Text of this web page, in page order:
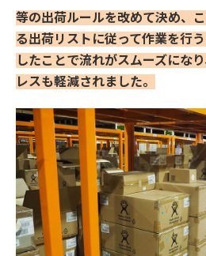
等の出荷ルールを改めて決め、
る出荷リストに従って作業を行
したことで流れがスムーズにな
レスも軽減されました。